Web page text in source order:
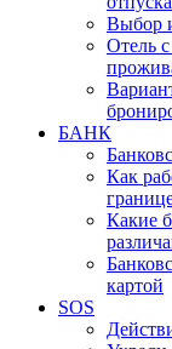
Выбор
Отель
БАНК
Как
Какие
картой
SOS